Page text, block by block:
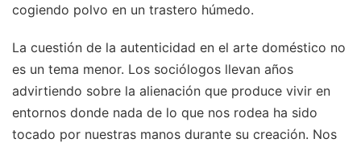
cogiendo polvo en un trastero húmedo.
La cuestión de la autenticidad en el arte doméstico no
es un tema menor. Los sociólogos llevan años
advirtiendo sobre la alienación que produce vivir en
entornos donde nada de lo que nos rodea ha sido
tocado por nuestras manos durante su creación. Nos